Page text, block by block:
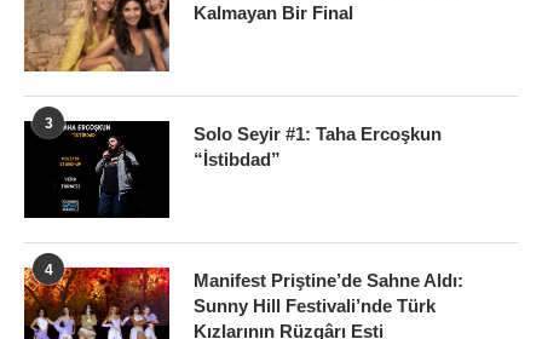
Kalmayan Bir Final
3
Solo Seyir #1: Taha Ercoşkun
“İstibdad”
4
Manifest Priştine’de Sahne Aldı:
Sunny Hill Festivali’nde Türk
Kızlarının Rüzgârı Esti